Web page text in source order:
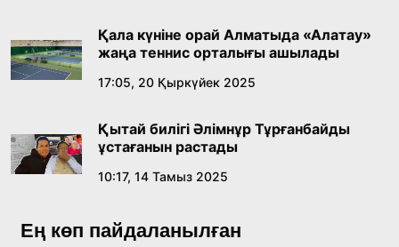
18:59, 20 Шілде 2026
Жасанды интеллект: адамзаттың көмекшісі
18:16, 20 Шілде 2026
жетістіктері мен даму бағыты
Қала күніне орай Алматыда «Алатау»
жаңа теннис орталығы ашылады
17:05, 20 Қыркүйек 2025
Қытай билігі Әлімнұр Тұрғанбайды
ұстағанын растады
10:17, 14 Тамыз 2025
Ең көп пайдаланылған